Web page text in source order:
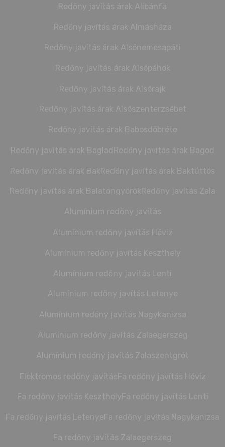
Redőny javítás árak Alibánfa
Redőny javítás árak Almásháza
Redőny javítás árak Alsónemesapáti
Redőny javítás árak Alsópáhok
Redőny javítás árak Alsórajk
Redőny javítás árak Alsószenterzsébet
Redőny javítás árak Babosdöbréte
Redőny javítás árak Baglad Redőny javítás árak Bagod
Redőny javítás árak Bak Redőny javítás árak Baktüttös
Redőny javítás árak Balatongyörök Redőny javítás Zala
Alumínium redőny javítás
Alumínium redőny javítás Héviz
Alumínium redőny javítás Keszthely
Alumínium redőny javítás Lenti
Alumínium redőny javítás Letenye
Alumínium redőny javítás Nagykanizsa
Alumínium redőny javítás Zalaegerszeg
Alumínium redőny javítás Zalaszentgrót
Elektromos redőny javítás Fa redőny javítás Hévíz
Fa redőny javítás Keszthely Fa redőny javítás Lenti
Fa redőny javítás Letenye Fa redőny javítás Nagykanizsa
Fa redőny javítás Zalaegerszeg